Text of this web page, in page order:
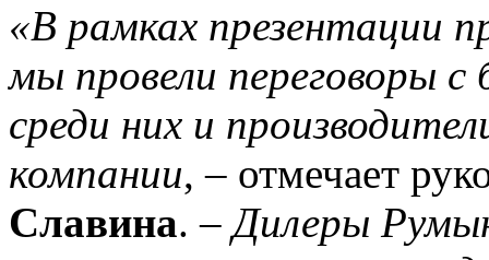
«В рамках презентации
мы провели переговоры с
среди них и
компании, – отмечает
Славина. –Дилеры